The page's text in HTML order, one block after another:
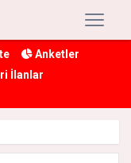
Anketler
İlanlar